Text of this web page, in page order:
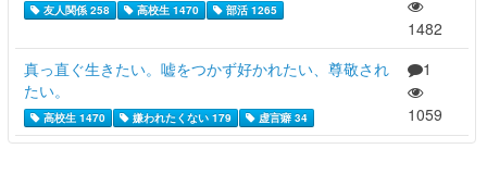
友人関係 258 高校生 1470 部活 1265
1482
真っ直ぐ生きたい。嘘をつかず好かれたい、尊敬され
たい。
高校生 1470 嫌われたくない 179 虚言癖 34
1
1059